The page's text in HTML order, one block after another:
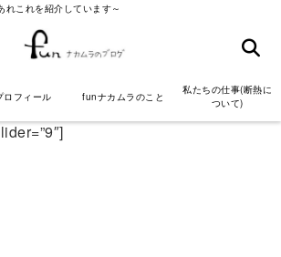
れこれを紹介しています～
ロフィール funナカムラのこと
私たちの仕事(断熱に
ついて)